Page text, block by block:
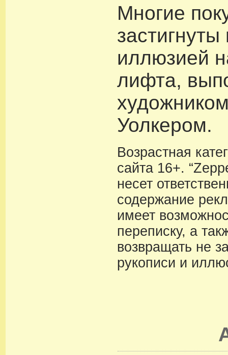
Многие
иллюзией
лифта,
Уолкером.
Возрастная
сайта 16+.
несет
содержание
имеет
переписку, а
возвращать не
рукописи и